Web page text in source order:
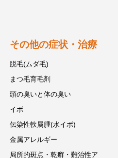
その他の症状・治療
脱毛(ムダ毛)
まつ毛育毛剤
頭の臭いと体の臭い
イボ
伝染性軟属腫(水イボ)
金属アレルギー
局所的斑点・乾癬・難治性ア